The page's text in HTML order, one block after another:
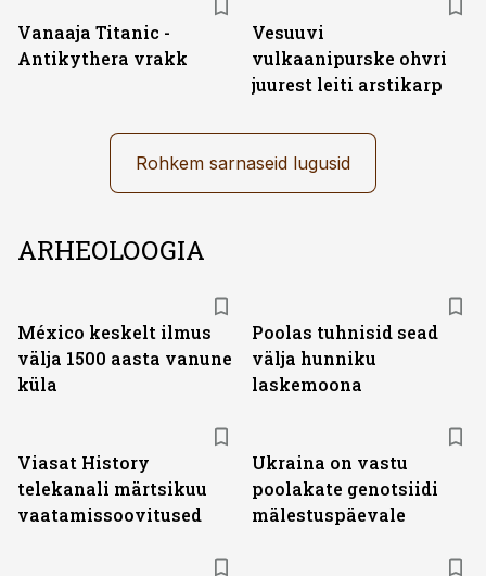
Vanaaja Titanic -
Antikythera vrakk
Vesuuvi
vulkaanipurske ohvri
juurest leiti arstikarp
Rohkem sarnaseid lugusid
ARHEOLOOGIA
México keskelt ilmus
välja 1500 aasta vanune
küla
Poolas tuhnisid sead
välja hunniku
laskemoona
Viasat History
telekanali märtsikuu
vaatamissoovitused
Ukraina on vastu
poolakate genotsiidi
mälestuspäevale